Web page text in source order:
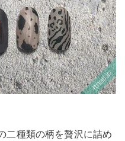
二種類の柄を贅沢に詰め